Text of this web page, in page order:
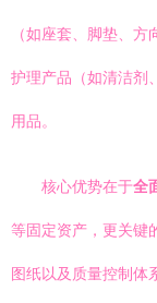
（如座套、脚垫、
护理产品（如清洁剂
用品。
核心优势在于全
等固定资产，更关键
图纸以及质量控制体